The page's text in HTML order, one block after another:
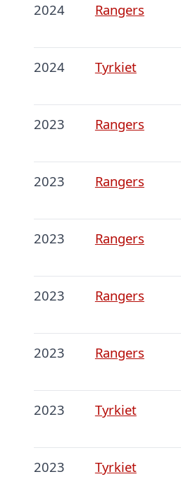
2024 Rangers
2024 Tyrkiet
2023 Rangers
2023 Rangers
2023 Rangers
2023 Rangers
2023 Rangers
2023 Tyrkiet
2023 Tyrkiet